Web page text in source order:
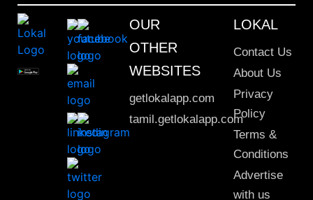
OUR
OTHER
WEBSITES
getlokalapp.com
tamil.getlokalapp.com
LOKAL
Contact Us
About Us
Privacy
Policy
Terms &
Conditions
Advertise
with us